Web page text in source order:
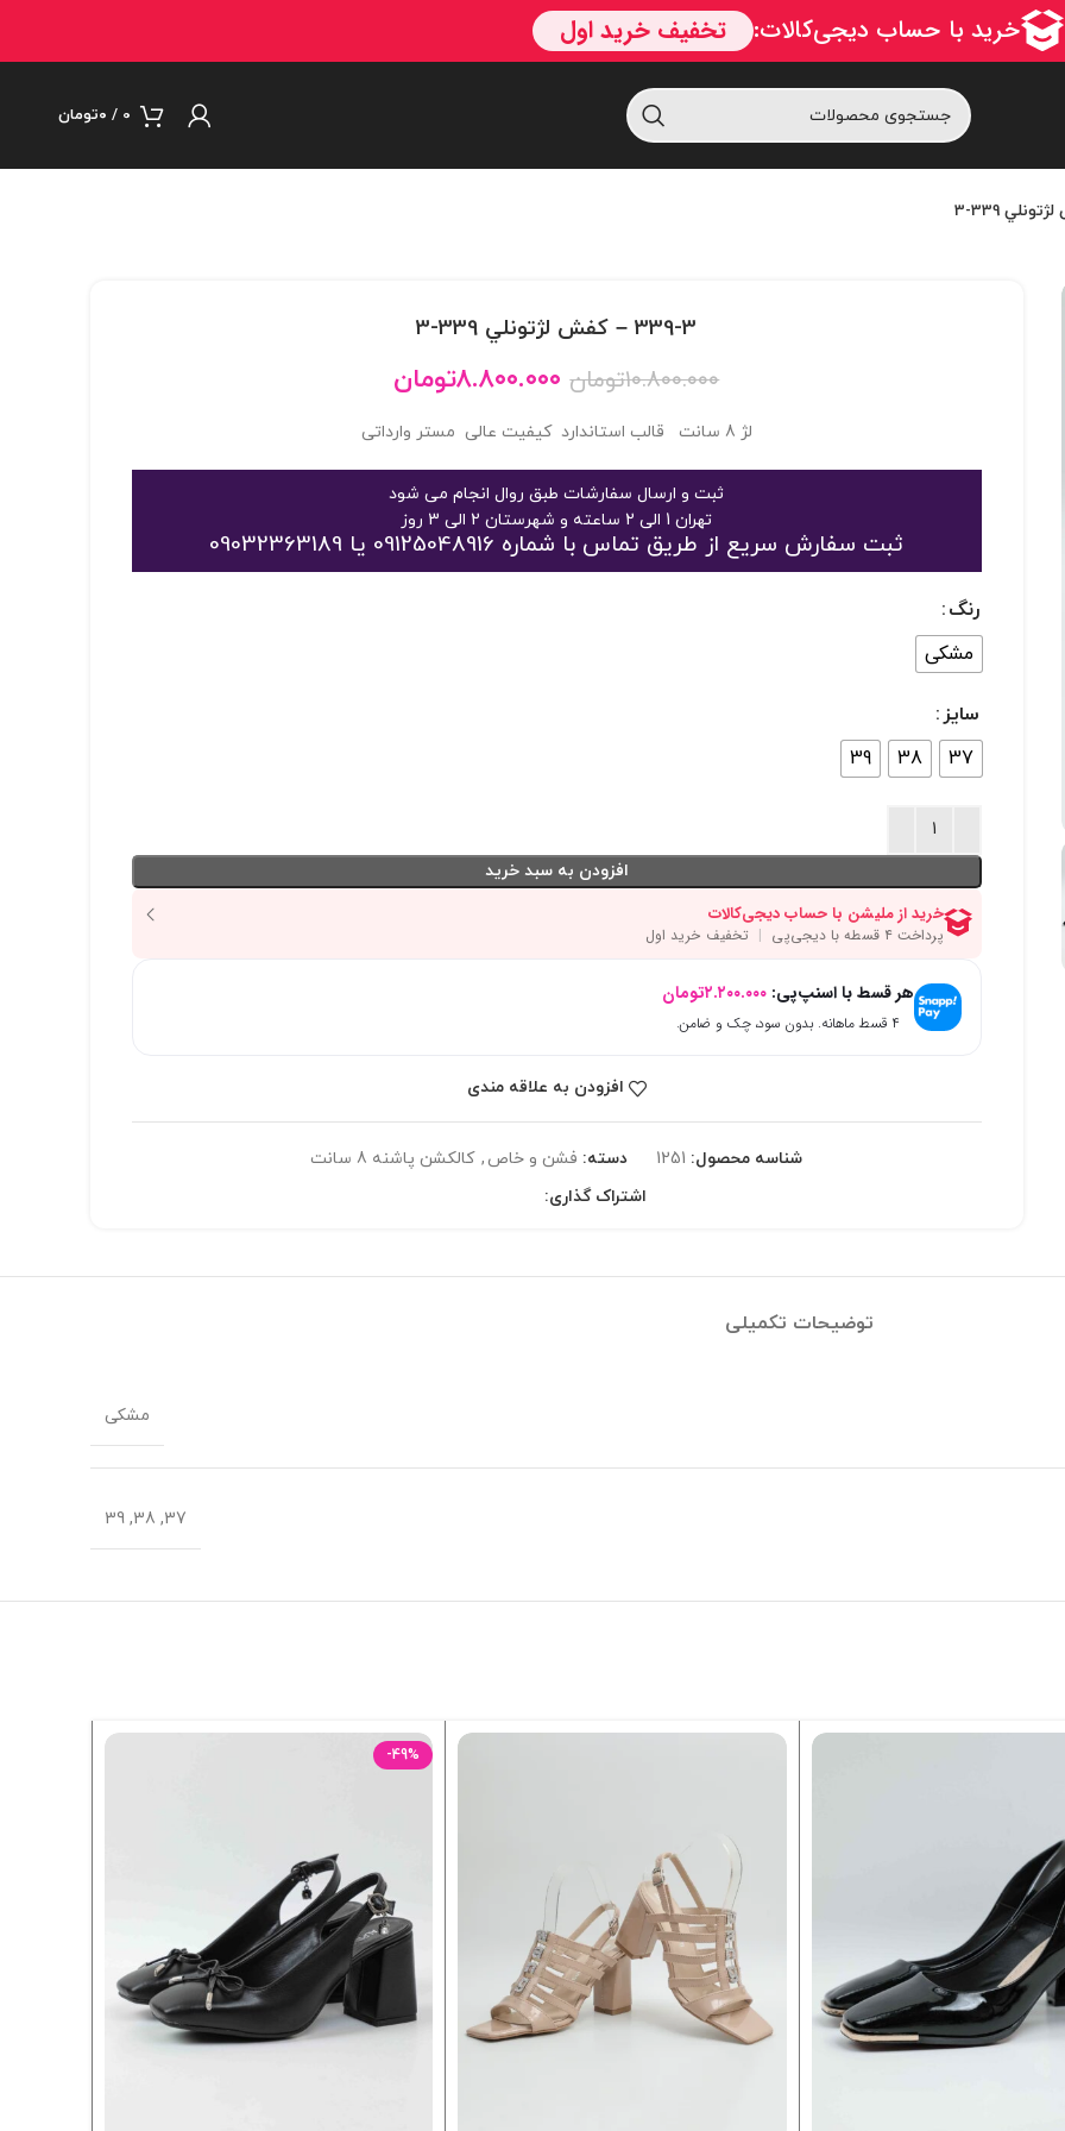
0
/ ۰تومان
339-3 – کفش لژتونلي 339-3
۱۰.۸۰۰.۰۰۰تومان ۸.۸۰۰.۰۰۰تومان
لژ 8 سانت قالب استاندارد کیفیت عالی مستر وارداتی
ثبت و ارسال سفارشات طبق روال انجام می شود
تهران 1 الی 2 ساعته و شهرستان 2 الی 3 روز
ثبت سفارش سریع از طریق تماس با شماره 09125048916 یا 09032363189
رنگ
مشکی
سایز
37
38
39
افزودن به سبد خرید
هر قسط با اسنپ‌پی:۲.۲۰۰.۰۰۰تومان
۴ قسط ماهانه. بدون سود، چک و ضامن.
افزودن به علاقه مندی
شناسه محصول: 1251 دسته: فشن و خاص, کالکشن پاشنه 8 سانت
اشتراک گذاری:
توضیحات تکمیلی
مشکی
37, 38, 39
-49%